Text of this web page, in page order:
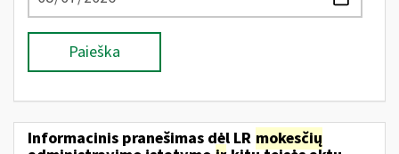
Paieška
Informacinis pranešimas dėl LR mokesčių